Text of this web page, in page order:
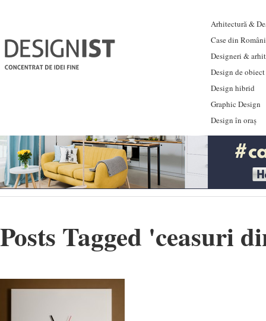
Arhitectură &
Case din
Designeri &
Design de obiect
Design hibrid
Graphic Design
Design în oraș
Posts Tagged 'ceasuri